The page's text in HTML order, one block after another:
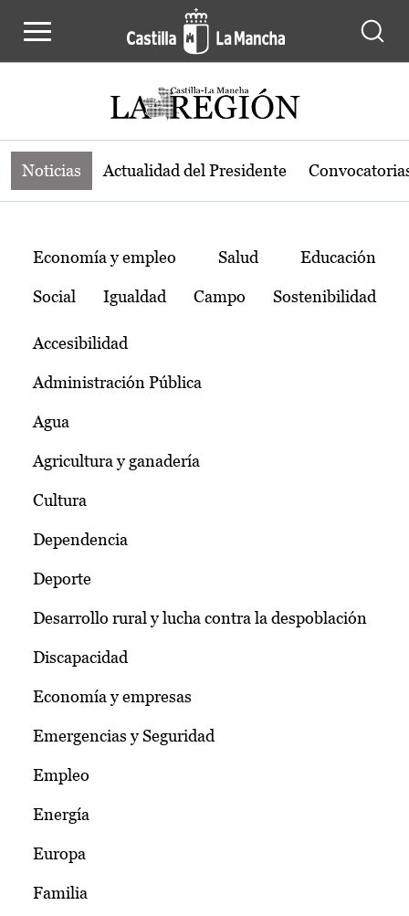
Noticias de la región de Castilla-La
Noticias Actualidad del Presidente
Temas
Economía y empleo Salud Educación
Social Igualdad Campo Sostenibilidad
Accesibilidad
Administración Pública
Agua
Agricultura y ganadería
Cultura
Dependencia
Deporte
Desarrollo rural y lucha contra la despoblación
Discapacidad
Economía y empresas
Emergencias y Seguridad
Empleo
Energía
Europa
Familia